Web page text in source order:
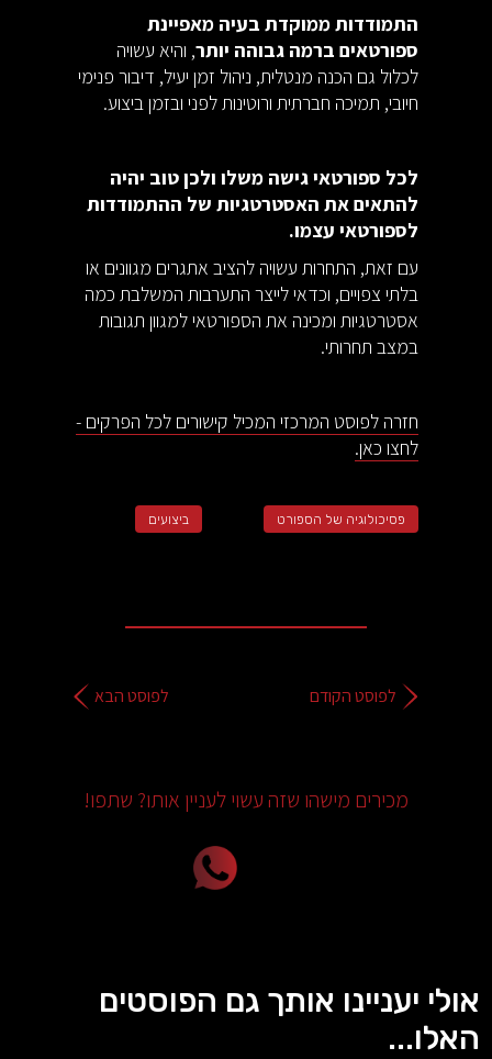
התמודדות ממוקדת בעיה מאפיינת
ספורטאים ברמה גבוהה יותר, והיא עשויה
לכלול גם הכנה מנטלית, ניהול זמן יעיל, דיבור פנימי
חיובי, תמיכה חברתית ורוטינות לפני ובזמן ביצוע.
לכל ספורטאי גישה משלו ולכן טוב יהיה
להתאים את האסטרטגיות של ההתמודדות
לספורטאי עצמו.
עם זאת, התחרות עשויה להציב אתגרים מגוונים או
בלתי צפויים, וכדאי לייצר התערבות המשלבת כמה
אסטרטגיות ומכינה את הספורטאי למגוון תגובות
במצב תחרותי.
חזרה לפוסט המרכזי המכיל קישורים לכל הפרקים -
לחצו כאן.
פסיכולוגיה של הספורט ביצועים
לפוסט הקודם לפוסט הבא
מכירים מישהו שזה עשוי לעניין אותו? שתפו!
אולי יעניינו אותך גם הפוסטים
האלו...